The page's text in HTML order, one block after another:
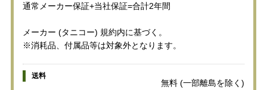
通常メーカー保証+当社保証=合計2年間
メーカー (タニコー) 規約内に基づく。
※消耗品、付属品等は対象外となります。
送料
無料 (一部離島を除く)